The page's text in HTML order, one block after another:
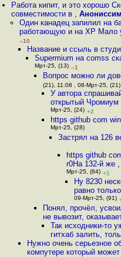
Работа кипит, и это хорошо
совместимости в ,
Один канадец запилил на
работающую и на ХР Мало
–10
Название и ссыль в
Supermium на comss
Мрт-25, (13) –1
Вопрос можно ли
(21), 11:08 , 08-Мрт-25, (21)
У автора
открытый Чромиум
Мрт-25, (24) +2
https github com
Мрт-25, (28)
Застрял на 126
https github
r0На 132-й же ,
Мрт-25, (84) +1
Ну 8230
равно
09-Мрт-25, (91)
Понял, прочёл,
не вывозит,
Так исходники-то
гитхаб залить,
Нужно очень серьезное
компутере который